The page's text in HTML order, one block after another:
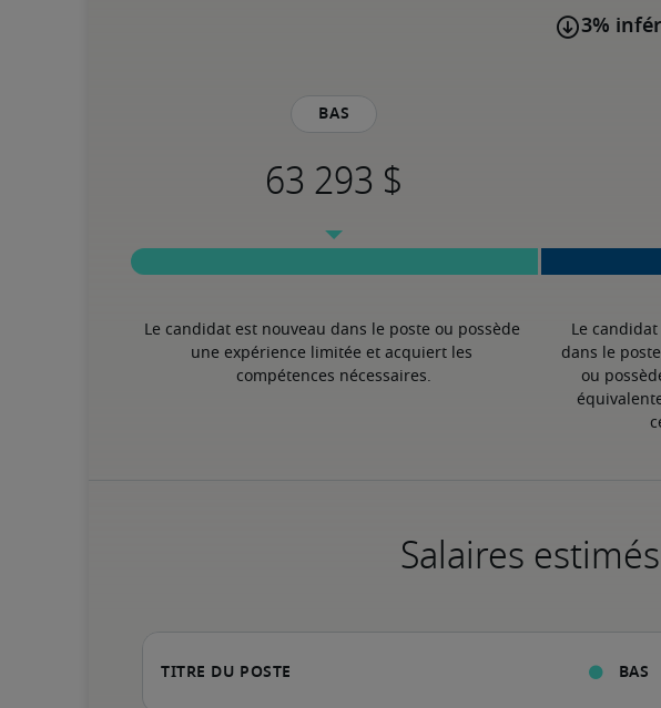
3%
Bas
Le candidat est nouveau dans le poste ou possède
une expérience limitée et acquiert les
compétences nécessaires.
Le
dans le
ou
Salaires